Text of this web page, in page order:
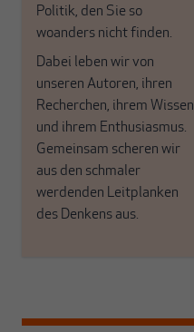
Politik, den Sie so
woanders nicht finden.
Dabei leben wir von
unseren Autoren, ihren
Recherchen, ihrem Wissen
und ihrem Enthusiasmus.
Gemeinsam scheren wir
aus den schmaler
werdenden Leitplanken
des Denkens aus.